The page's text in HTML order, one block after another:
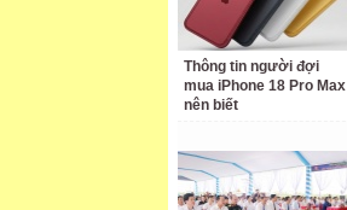
Thông tin người đợi
mua iPhone 18 Pro Max
nên biết